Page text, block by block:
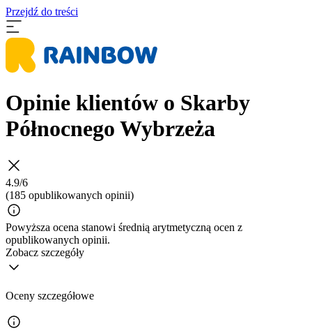
Przejdź do treści
Opinie klientów o Skarby
Północnego Wybrzeża
4.9/6
(185 opublikowanych opinii)
Powyższa ocena stanowi średnią arytmetyczną ocen z
opublikowanych opinii.
Zobacz szczegóły
Oceny szczegółowe